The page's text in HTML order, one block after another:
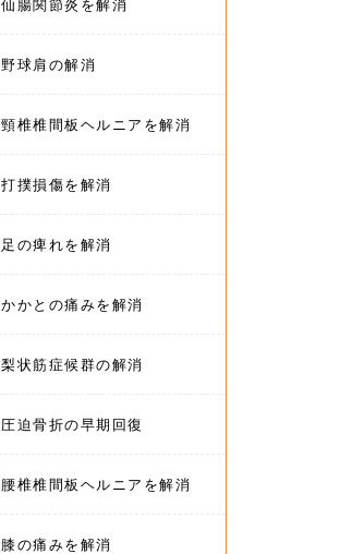
仙腸関節炎を解消
野球肩の解消
頸椎椎間板ヘルニアを解消
打撲損傷を解消
足の痺れを解消
かかとの痛みを解消
梨状筋症候群の解消
圧迫骨折の早期回復
腰椎椎間板ヘルニアを解消
膝の痛みを解消